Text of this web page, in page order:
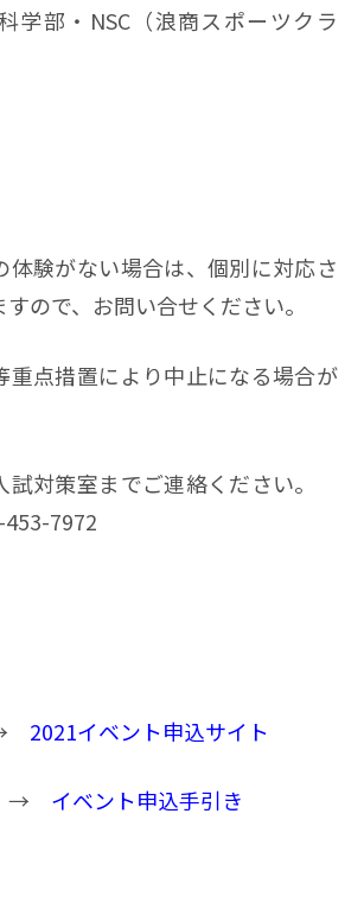
学部・NSC（浪商スポーツクラ
験がない場合は、個別に対応さ
ので、お問い合せください。
点措置により中止になる場合が
対策室までご連絡ください。
7972
2021イベント申込サイト
→ イベント申込手引き